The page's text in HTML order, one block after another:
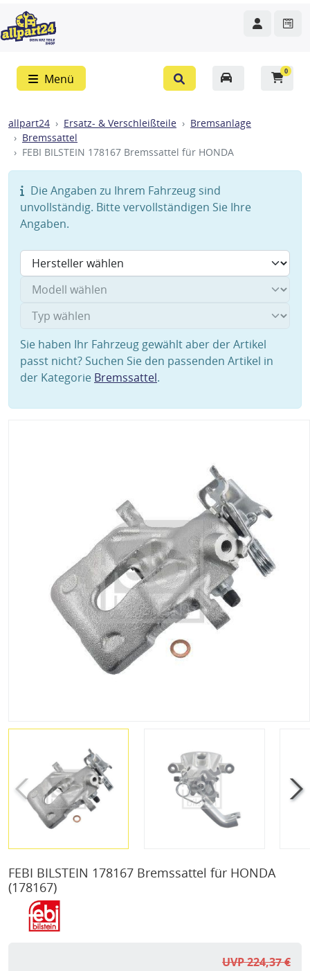
Menü
0
allpart24 Ersatz- & Verschleißteile
Bremsanlage
Bremssattel
FEBI BILSTEIN 178167 Bremssattel für HONDA
Die Angaben zu Ihrem Fahrzeug sind
unvollständig. Bitte vervollständigen Sie Ihre
Angaben.
Sie haben Ihr Fahrzeug gewählt aber der Artikel
passt nicht? Suchen Sie den passenden Artikel in
der Kategorie Bremssattel.
FEBI BILSTEIN 178167 Bremssattel für HONDA
(178167)
UVP 224,37 €